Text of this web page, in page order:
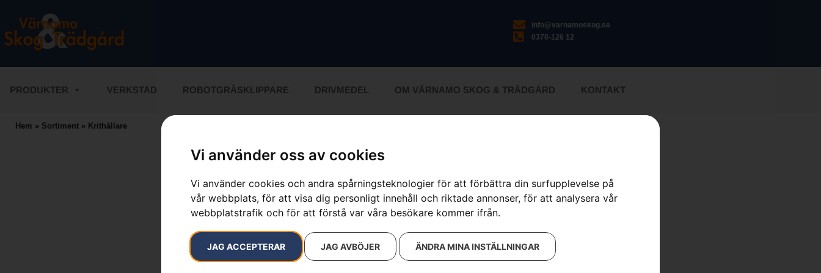
Vi använder oss av cookies
Vi använder cookies och andra spårningsteknologier för att förbättra din surfupplevelse på
vår webbplats, för att visa dig personligt innehåll och riktade annonser, för att analysera vår
webbplatstrafik och för att förstå var våra besökare kommer ifrån.
JAG ACCEPTERAR JAG AVBÖJER ÄNDRA MINA INSTÄLLNINGAR
info@varnamoskog.se
0370-126 12
PRODUKTER VERKSTAD ROBOTGRÄSKLIPPARE DRIVMEDEL OM VÄRNAMO SKOG & TRÄDGÅRD KONTAKT
Hem » Sortiment » Krithållare
Krithållare
Artikelnummer: 593839801
Kategorier:
Verktygsbälte
Utdragbar